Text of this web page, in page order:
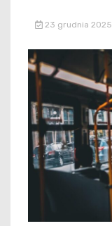
23 grudnia 2025